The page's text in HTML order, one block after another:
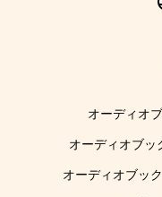
オーディオ
オーディオブッ
オーディオブッ